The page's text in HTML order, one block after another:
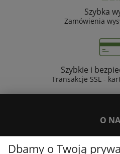
Szybka
Zamówienia
Szybkie i
Transakcje SSL -
O
PŁATNOŚCI I
Dbamy o Twoją